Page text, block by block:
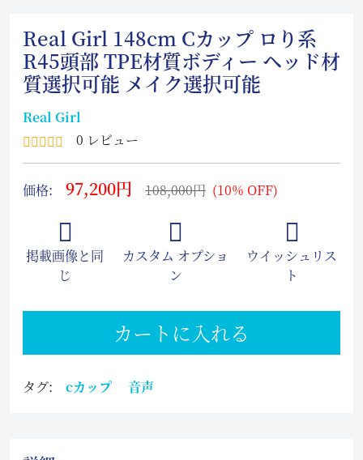
Real Girl 148cm Cカップ ロり系
R45頭部 TPE材質ボディー ヘッド材
質選択可能 メイク選択可能
Real Girl
0 レビュー
価格: 97,200円 108,000円 (10% OFF)
掲載画像と同
じ
カスタム オプショ
ン
ウイッシュリス
ト
カートに入れる
タグ: cカップ 音声